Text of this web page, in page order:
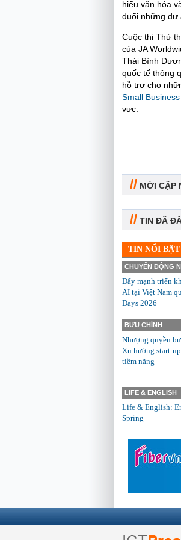
hiểu văn hóa
đuổi những dự
Cuộc thi Thử
của JA
Thái Bình
quốc tế thông
hỗ trợ cho
Small
vực.
// MỚI CẬP
// TIN ĐÃ
TIN NỔI BẬT
CHUYỂN ĐỘNG
Đẩy mạnh triển
AI tại Việt Nam
Days 2026
BƯU CHÍNH
Nhượng quyền
Xu hướng start-
tiềm năng
LIFE & ENGLISH
Life & English:
Spring